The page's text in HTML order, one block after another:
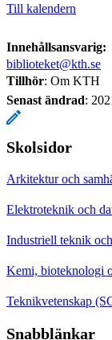
Till kalendern
Innehållsansvarig:
biblioteket@kth.se
Tillhör: Om KTH
Senast ändrad:
Skolsidor
Arkitektur och
Elektroteknik och
Industriell teknik
Kemi, bioteknologi
Teknikvetenskap
Snabblänkar